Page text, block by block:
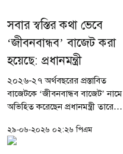
সবার স্বস্তির কথা ভেবে
‘জীবনবান্ধব’ বাজেট করা
হয়েছে: প্রধানমন্ত্রী
২০২৬-২৭ অর্থবছরের প্রস্তাবিত
বাজেটকে ‘জীবনবান্ধব বাজেট’ নামে
অভিহিত করেছেন প্রধানমন্ত্রী তারেক
বাজেট আমরা উপস্থাপন করতে চেষ্টা
করেছি, যাতে করে সব...
২৯-০৬-২০২৬ ০২:২৬ পিএম